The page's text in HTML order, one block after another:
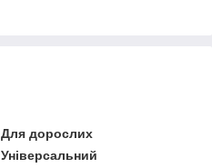
Для дорослих
Універсальний